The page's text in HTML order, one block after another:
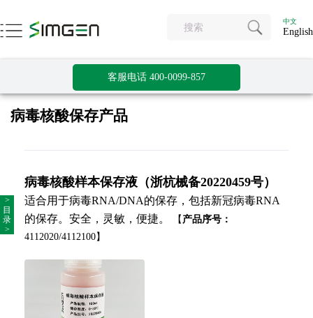
中文
English
客服电话 400-0099-857
>
目
录
>
病毒核酸保存产品
病毒核酸样本保存液（浙杭械备20220459号）
适合用于病毒RNA/DNA的保存，包括新冠病毒RNA
的保存。安全，灵敏，便捷。
【 产品序号：
4112020/4112100】